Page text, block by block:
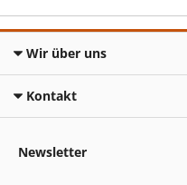
Wir über uns
Kontakt
Newsletter